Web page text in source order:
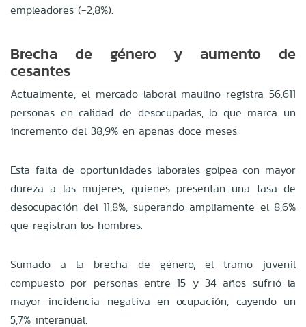
empleadores (-2,8%).
Brecha de género y aumento de
cesantes
Actualmente, el mercado laboral maulino registra 56.611
personas en calidad de desocupadas, lo que marca un
incremento del 38,9% en apenas doce meses.
Esta falta de oportunidades laborales golpea con mayor
dureza a las mujeres, quienes presentan una tasa de
desocupación del 11,8%, superando ampliamente el 8,6%
que registran los hombres.
Sumado a la brecha de género, el tramo juvenil
compuesto por personas entre 15 y 34 años sufrió la
mayor incidencia negativa en ocupación, cayendo un
5,7% interanual.